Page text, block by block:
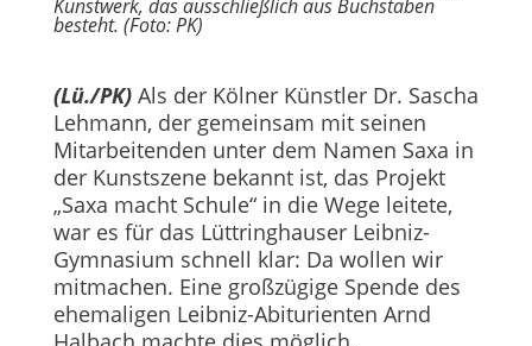
Kunstwerk, das ausschließlich aus Buchstaben
besteht. (Foto: PK)
(Lü./PK)Als der Kölner Künstler Dr. Sascha
Lehmann, der gemeinsam mit seinen
Mitarbeitenden unter dem Namen Saxa in
der Kunstszene bekannt ist, das Projekt
„Saxa macht Schule“ in die Wege leitete,
war es für das Lüttringhauser Leibniz-
Gymnasium schnell klar: Da wollen wir
mitmachen. Eine großzügige Spende des
ehemaligen Leibniz-Abiturienten Arnd